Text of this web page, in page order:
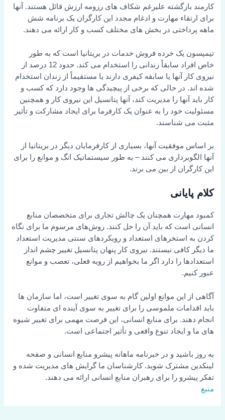
کارمند بازگشته علیرغم شکاف های رزومه ارزش قائل هستند. آنها
برای ارتقاء مهارت و ادغام مجدد این کارگران یک برنامه شش
ماهه پرداختی در بخش های مختلف کسب و کار ارائه می دهند.
تیمپسون یک خرده فروش خدمات در بریتانیا است که به طور
خاص افراد سابقاً زندانی را استخدام می کند. حدود 12 درصد از
نیروی کار آنها یا سابقه کیفری دارند یا مستقیماً از زندان استخدام
شده اند. در حالی که برخی از پیچیدگی ها وجود دارد که کسب و
کار باید آنها را مدیریت کند، آنها پتانسیل این نیروی کار و همچنین
مسئولیت خود را به عنوان یک کارفرما برای ایجاد مشارکت و تأثیر
مثبت می شناسند.
بر اساس موفقیت آنها، بسیاری از کارفرمایان دیگر در بریتانیا از
آنها الگوبرداری می کنند – به طور سیستماتیک انگ و موانع را برای
این کارگران از بین می برند.
کلام پایانی
کمبود مهارت همچنان یک چالش تجاری برای متخصصان منابع
انسانی است که باید آن را حل کنند. روش‌های مرسوم ما برای نگاه
کردن به استخرهای استعداد و رویکردهای سنتی مدیریت استعداد
ما دیگر کافی نیستند. نیروی کار پنهان پتانسیل تغییر چشم انداز
استعدادها را دارد اگر ما بخواهیم از رویه فعلی، تعصب و موانع
عبور کنیم.
آگاهی از این موانع اولین گام به سوی تغییر است، اما سازمان ها
باید اقدامات ملموسی را برای تغییر به سوی آینده ای متفاوت
انجام دهند. برای منابع انسانی، این فرصت مهمی برای تغییر شیوه
های ما و ایجاد تنوع واقعی و تأثیر اجتماعی است.
به روز باشید و در خبرنامه ماهانه پیشرو منابع انسانی و صفحه
لینکدین مشترک شوید. کارشناسان ما گرایش های مدیریت شده و
تفکر پیشرو را برای رهبران منابع انسانی ارائه می دهند.
منبع